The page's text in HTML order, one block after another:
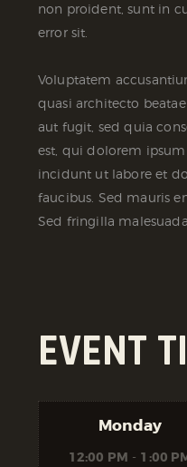
non proident, sunt in
error sit.
Voluptatem
quasi architecto
aut fugit, sed quia
est, qui dolorem
incidunt ut labore et
faucibus. Sed mauris
Sed fringilla
EVENT
Monday
12:00 PM - 1:00